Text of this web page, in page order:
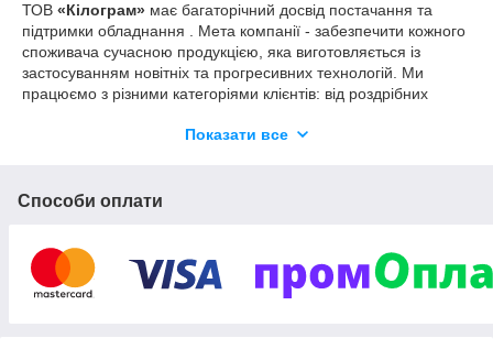
ТОВ «Кілограм» має багаторічний досвід постачання та
підтримки обладнання . Мета компанії - забезпечити кожного
споживача сучасною продукцією, яка виготовляється із
застосуванням новітніх та прогресивних технологій. Ми
працюємо з різними категоріями клієнтів: від роздрібних
спеціалізованих магазинів. При цьому ми виявляємо
Основним напрямком нашої діяльності є комплексна
роздрібної торгівлі (кіоск, міні-маркет, магазин,
супермаркет, торговий павільйон)
Показати все
Способи оплати